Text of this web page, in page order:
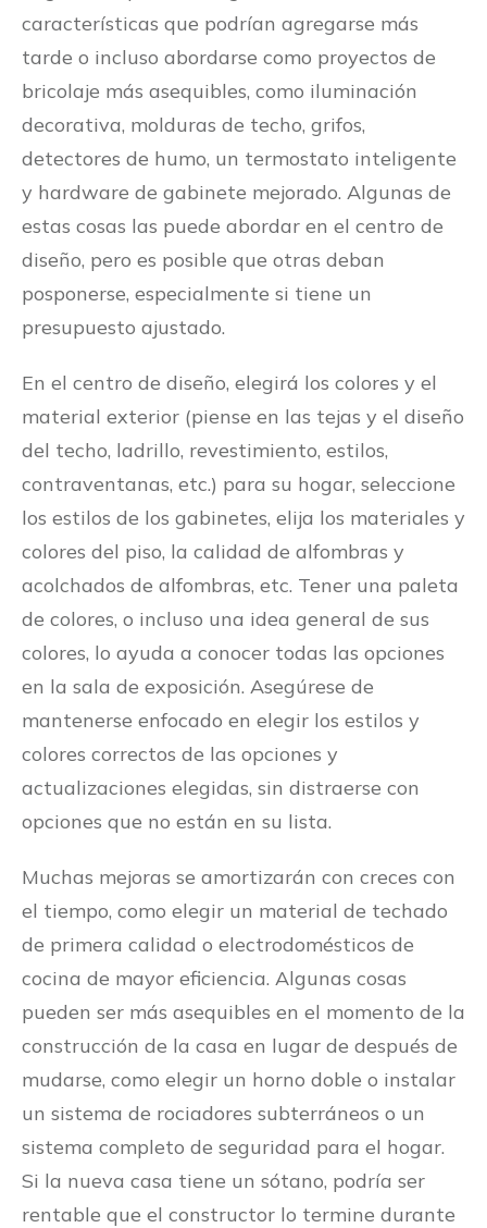
características que podrían agregarse más
tarde o incluso abordarse como proyectos de
bricolaje más asequibles, como iluminación
decorativa, molduras de techo, grifos,
detectores de humo, un termostato inteligente
y hardware de gabinete mejorado. Algunas de
estas cosas las puede abordar en el centro de
diseño, pero es posible que otras deban
posponerse, especialmente si tiene un
presupuesto ajustado.
En el centro de diseño, elegirá los colores y el
material exterior (piense en las tejas y el diseño
del techo, ladrillo, revestimiento, estilos,
contraventanas, etc.) para su hogar, seleccione
los estilos de los gabinetes, elija los materiales y
colores del piso, la calidad de alfombras y
acolchados de alfombras, etc. Tener una paleta
de colores, o incluso una idea general de sus
colores, lo ayuda a conocer todas las opciones
en la sala de exposición. Asegúrese de
mantenerse enfocado en elegir los estilos y
colores correctos de las opciones y
actualizaciones elegidas, sin distraerse con
opciones que no están en su lista.
Muchas mejoras se amortizarán con creces con
el tiempo, como elegir un material de techado
de primera calidad o electrodomésticos de
cocina de mayor eficiencia. Algunas cosas
pueden ser más asequibles en el momento de la
construcción de la casa en lugar de después de
mudarse, como elegir un horno doble o instalar
un sistema de rociadores subterráneos o un
sistema completo de seguridad para el hogar.
Si la nueva casa tiene un sótano, podría ser
rentable que el constructor lo termine durante